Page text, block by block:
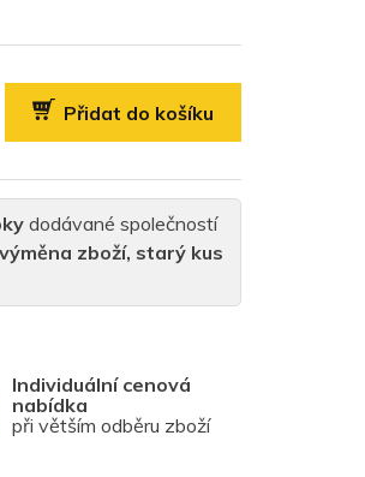
Individuální cenová
nabídka
při větším odběru zboží
dodávané společností
zboží, starý kus
Přidat do košíku